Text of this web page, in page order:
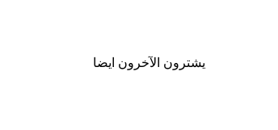
يشترون الآخرون ايضا